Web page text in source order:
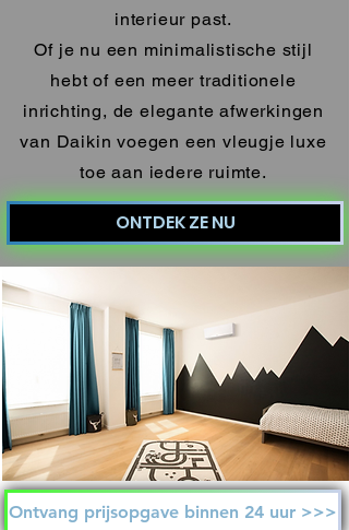
interieur past.
Of je nu een minimalistische stijl
hebt of een meer traditionele
inrichting, de elegante afwerkingen
van Daikin voegen een vleugje luxe
toe aan iedere ruimte.
ONTDEK ZE NU
Ontvang prijsopgave binnen 24 uur >>>